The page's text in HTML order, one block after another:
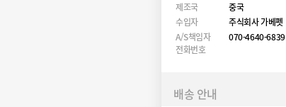
제조국
중국
수입자
주식회사 가베펫
A/S책임자
전화번호
070-4640-6839
배송 안내